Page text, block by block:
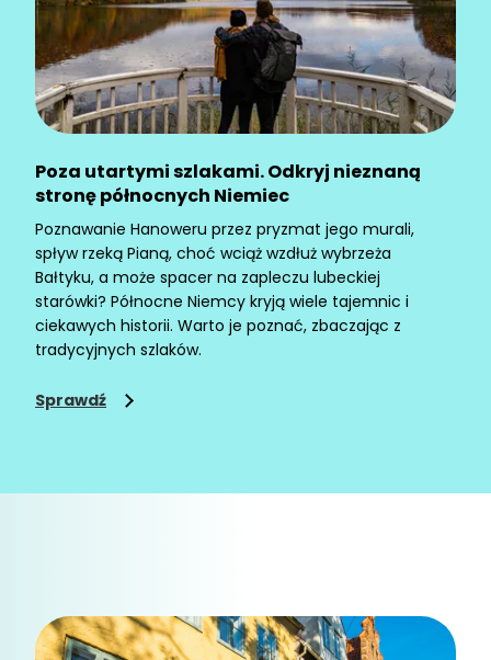
Poza utartymi szlakami. Odkryj nieznaną
stronę północnych Niemiec
Poznawanie Hanoweru przez pryzmat jego murali,
spływ rzeką Pianą, choć wciąż wzdłuż wybrzeża
Bałtyku, a może spacer na zapleczu lubeckiej
starówki? Północne Niemcy kryją wiele tajemnic i
ciekawych historii. Warto je poznać, zbaczając z
tradycyjnych szlaków.
Sprawdź